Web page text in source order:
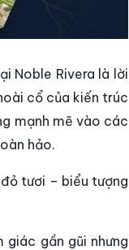
Noble Rivera là lời
cổ của kiến trúc
mạnh mẽ vào các
hảo.
tươi – biểu tượng
gần gũi nhưng